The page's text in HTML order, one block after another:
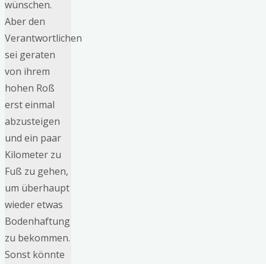
wünschen.
Aber den
Verantwortlichen
sei geraten
von ihrem
hohen Roß
erst einmal
abzusteigen
und ein paar
Kilometer zu
Fuß zu gehen,
um überhaupt
wieder etwas
Bodenhaftung
zu bekommen.
Sonst könnte